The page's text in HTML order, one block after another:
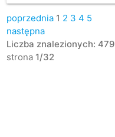
poprzednia 1 2 3 4 5
następna
Liczba znalezionych: 479
strona 1/32